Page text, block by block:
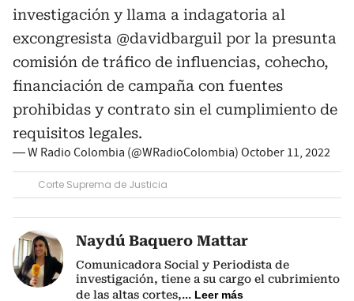
investigación y llama a indagatoria al
excongresista @davidbarguil por la presunta
comisión de tráfico de influencias, cohecho,
financiación de campaña con fuentes
prohibidas y contrato sin el cumplimiento de
requisitos legales.
— W Radio Colombia (@WRadioColombia) October 11, 2022
Corte Suprema de Justicia
Naydú Baquero Mattar
Comunicadora Social y Periodista de
investigación, tiene a su cargo el cubrimiento
de las altas cortes,... Leer más